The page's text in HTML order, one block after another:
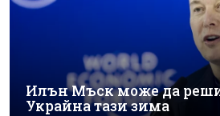
Илън Мъск може да
Украйна тази зима